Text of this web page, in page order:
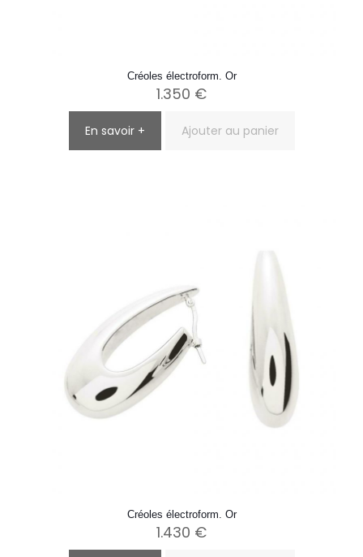
Créoles électroform. Or
1.350 €
En savoir + Ajouter au panier
Créoles électroform. Or
1.430 €